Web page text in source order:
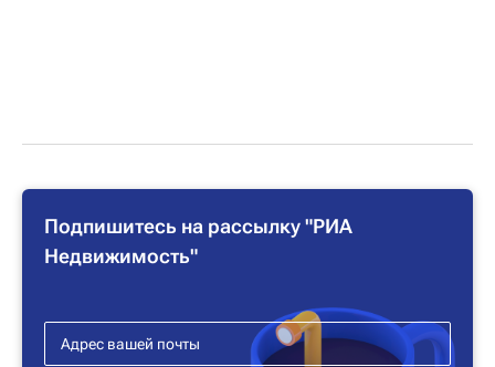
Подпишитесь на рассылку "РИА
Недвижимость"